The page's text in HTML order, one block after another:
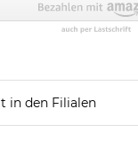
in den Filialen